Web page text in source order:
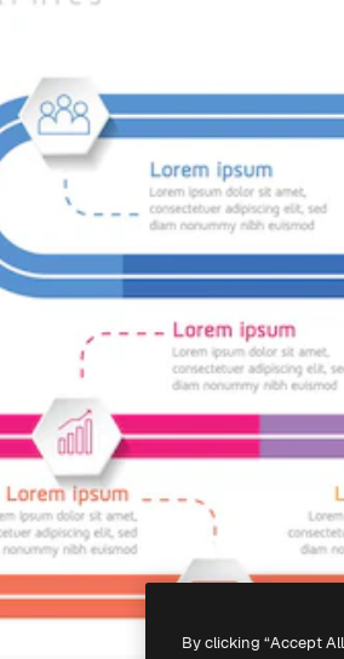
By clicking “Accept